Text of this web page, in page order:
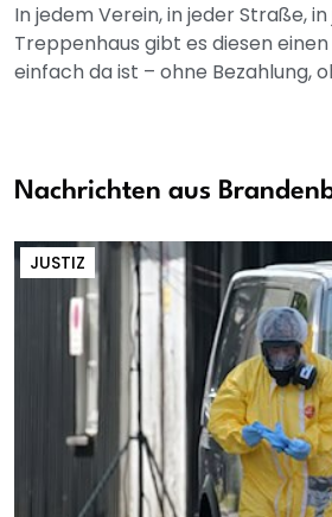
In jedem Verein, in jeder Straße,
Treppenhaus gibt es diesen
einfach da ist – ohne Bezahlung,
Nachrichten aus
JUSTIZ